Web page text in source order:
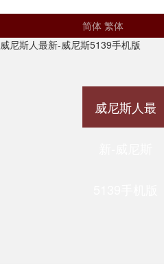
简体 繁体
威尼斯人最新-威尼斯5139手机版
威尼斯人最